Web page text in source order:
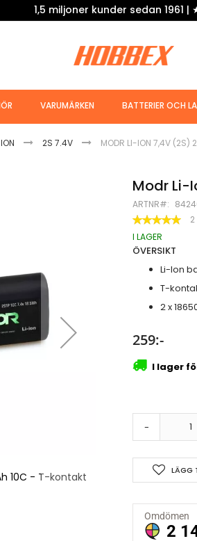
1,5 miljoner kunder sedan 1961 |
VARUMÄRKEN BATTERIER OCH
2S 7.4V MODR LI-ION 7,4V (2S)
10C - T-kontakt
Modr Li-
ARTNR
BETYG:
100 100
2
I LAGER
ÖVERSIKT
Li-Ion
T-
2 x
259:-
I lager
-
LÄGG